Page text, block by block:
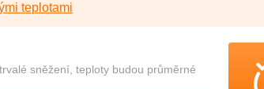
teplotami
sněžení, teploty budou průměrné